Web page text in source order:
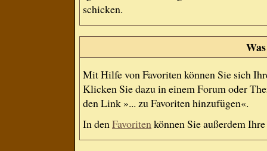
schicken.
Mit Hilfe von Favoriten können Sie sich
Klicken Sie dazu in einem Forum oder
den Link »... zu Favoriten hinzufügen«.
In denFavoritenkönnen Sie außerdem